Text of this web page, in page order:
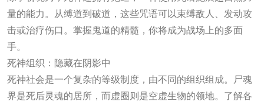
量的能力。从缚道到破道，这些咒语可以束缚敌人、发动攻
击或治疗伤口。掌握鬼道的精髓，你将成为战场上的多面
手。
死神组织：隐藏在阴影中
死神社会是一个复杂的等级制度，由不同的组织组成。尸魂
界是死后灵魂的居所，而虚圈则是空虚生物的领地。了解各